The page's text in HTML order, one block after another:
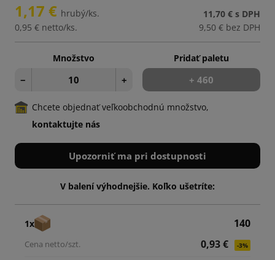
1,17 € hrubý/ks.
0,95 € netto/ks.
11,70 € s DPH
9,50 € bez DPH
Množstvo
− +
Pridať paletu
+ 460
Chcete objednať veľkoobchodnú množstvo,
kontaktujte nás
Upozorniť ma pri dostupnosti
V balení výhodnejšie. Koľko ušetríte:
1x
140
0,93 €
-3%